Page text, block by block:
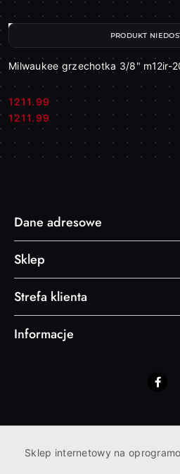
Milwaukee grzechotka 3/8" m12ir-
Cena:
1211.99
Cena:
1211.99
PRODUKT
Dane adresowe
Sklep
Strefa klienta
Informacje
Sklep internetowy na